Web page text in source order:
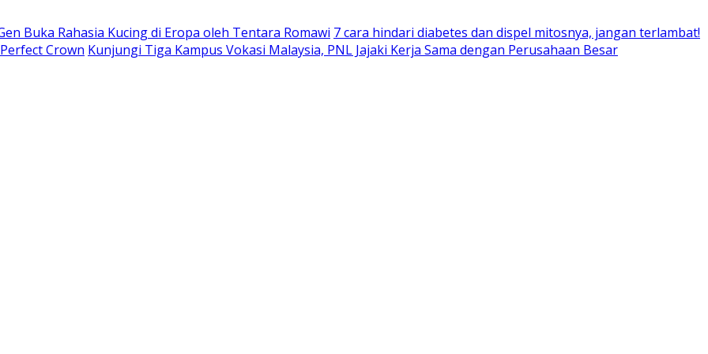
Buka Rahasia Kucing di Eropa oleh Tentara Romawi 7 cara hindari diabetes dan dispel mitosnya, jangan terlambat!
Crown Kunjungi Tiga Kampus Vokasi Malaysia, PNL Jajaki Kerja Sama dengan Perusahaan Besar